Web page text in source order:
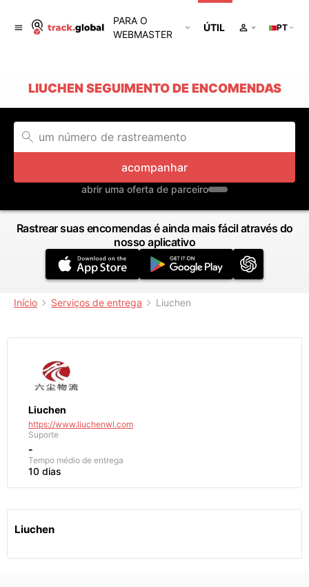
PARA O
WEBMASTER
ÚTIL PT
LIUCHEN SEGUIMENTO DE ENCOMENDAS
acompanhar
abrir uma oferta de parceiro
Rastrear suas encomendas é ainda mais fácil através do
nosso aplicativo
Início Serviços de entrega Liuchen
Liuchen
https://www.liuchenwl.com
Suporte
-
Tempo médio de entrega
10 dias
Liuchen